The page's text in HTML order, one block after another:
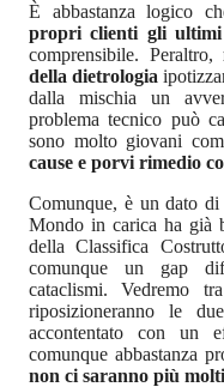
È abbastanza logico
propri clienti gli
comprensibile. Peraltro,
della dietrologia
dalla mischia un
problema tecnico può
sono molto giovani
cause e porvi rimedio
Comunque, è un dato
Mondo in carica ha già
della Classifica
comunque un gap
cataclismi. Vedremo
riposizioneranno le
accontentato con un
comunque abbastanza
non ci saranno più